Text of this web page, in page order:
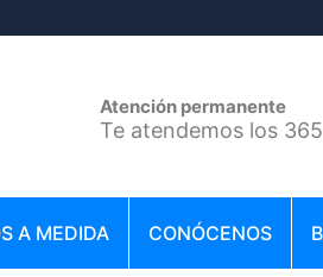
Atención permanente
Te atendemos los
A MEDIDA CONÓCENOS